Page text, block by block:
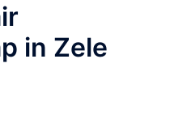
in Zele